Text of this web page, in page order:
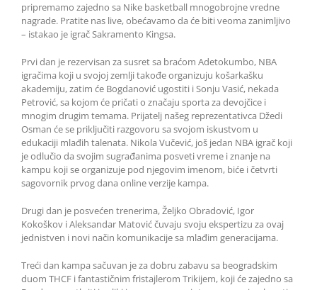
pripremamo zajedno sa Nike basketball mnogobrojne vredne
nagrade. Pratite nas live, obećavamo da će biti veoma zanimljivo
– istakao je igrač Sakramento Kingsa.
Prvi dan je rezervisan za susret sa braćom Adetokumbo, NBA
igračima koji u svojoj zemlji takođe organizuju košarkašku
akademiju, zatim će Bogdanović ugostiti i Sonju Vasić, nekada
Petrović, sa kojom će pričati o značaju sporta za devojčice i
mnogim drugim temama. Prijatelj našeg reprezentativca Džedi
Osman će se priključiti razgovoru sa svojom iskustvom u
edukaciji mlađih talenata. Nikola Vučević, još jedan NBA igrač koji
je odlučio da svojim sugrađanima posveti vreme i znanje na
kampu koji se organizuje pod njegovim imenom, biće i četvrti
sagovornik prvog dana online verzije kampa.
Drugi dan je posvećen trenerima, Željko Obradović, Igor
Kokoškov i Aleksandar Matović čuvaju svoju ekspertizu za ovaj
jednistven i novi način komunikacije sa mlađim generacijama.
Treći dan kampa sačuvan je za dobru zabavu sa beogradskim
duom THCF i fantastičnim fristajlerom Trikijem, koji će zajedno sa